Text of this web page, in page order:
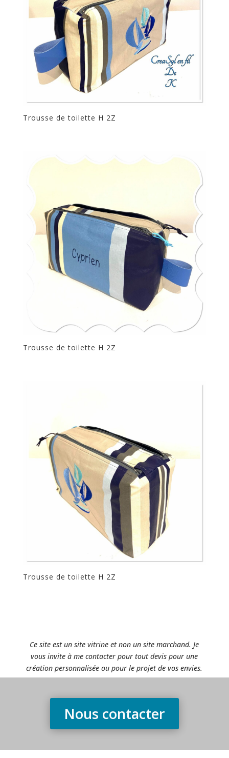
Trousse de toilette H 2Z
Trousse de toilette H 2Z
Trousse de toilette H 2Z
Ce site est un site vitrine et non un site marchand. Je
vous invite à me contacter pour tout devis pour une
création personnalisée ou pour le projet de vos envies.
Nous contacter